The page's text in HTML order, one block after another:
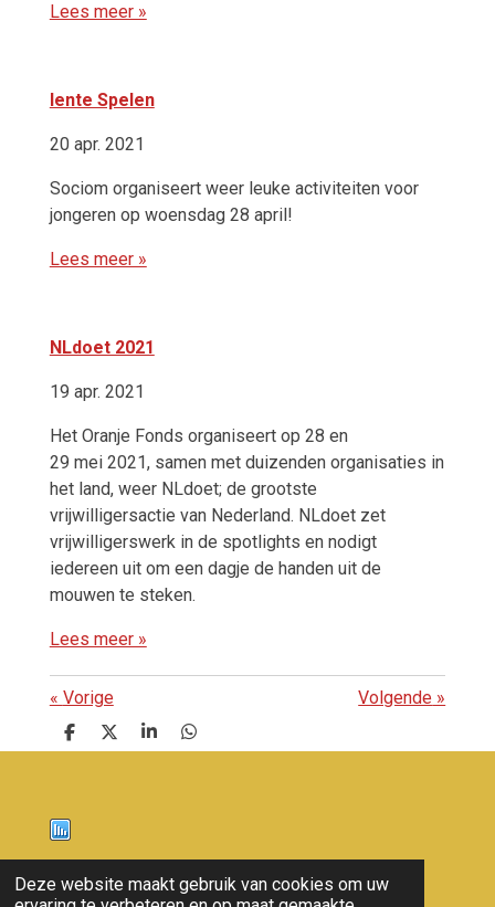
Deze website maakt gebruik van cookies om uw
Lees meer »
lente Spelen
20 apr. 2021
Sociom organiseert weer leuke activiteiten voor
jongeren op woensdag 28 april!
Lees meer »
NLdoet 2021
19 apr. 2021
Het Oranje Fonds organiseert op 28 en
29 mei 2021, samen met duizenden organisaties in
het land, weer NLdoet; de grootste
vrijwilligersactie van Nederland. NLdoet zet
vrijwilligerswerk in de spotlights en nodigt
iedereen uit om een dagje de handen uit de
mouwen te steken.
Lees meer »
« Vorige Volgende »
D
e
D
e
S
h
D
e
Nieuws